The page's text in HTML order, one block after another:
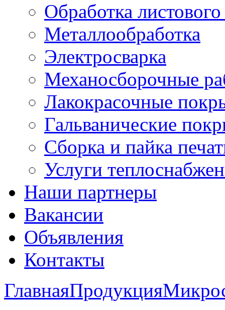
Обработка
Металлообработка
Электросварка
Механосборочные
Лакокрасочные
Гальванические
Сборка и пайка
Услуги
Наши партнеры
Вакансии
Объявления
Контакты
ГлавнаяПродукция